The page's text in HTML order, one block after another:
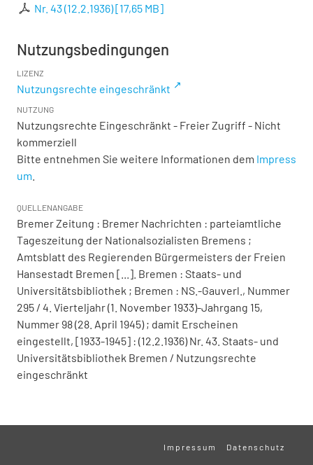
Nr. 43 (12.2.1936)[17,65 MB]
Nutzungsbedingungen
LIZENZ
Nutzungsrechte eingeschränkt
NUTZUNG
Nutzungsrechte Eingeschränkt - Freier Zugriff - Nicht
kommerziell
Bitte entnehmen Sie weitere Informationen dem Impress
um
QUELLENANGABE
Bremer Zeitung : Bremer Nachrichten : parteiamtliche
Tageszeitung der Nationalsozialisten Bremens ;
Amtsblatt des Regierenden Bürgermeisters der Freien
Hansestadt Bremen [...]. Bremen : Staats- und
Universitätsbibliothek ; Bremen : NS.-Gauverl., Nummer
295 / 4. Vierteljahr (1. November 1933)-Jahrgang 15,
Nummer 98 (28. April 1945) ; damit Erscheinen
eingestellt, [1933-1945] : (12.2.1936) Nr. 43. Staats- und
Universitätsbibliothek Bremen / Nutzungsrechte
eingeschränkt
Impressum Datenschutz